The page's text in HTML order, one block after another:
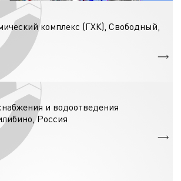
, газоснабжения)
комплекс (ГХК), Свободный,
м.
, газоснабжения)
и водоотведения
Россия
9000 м.